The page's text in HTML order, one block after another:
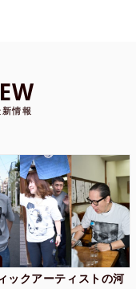
情報
ックアーティストの河